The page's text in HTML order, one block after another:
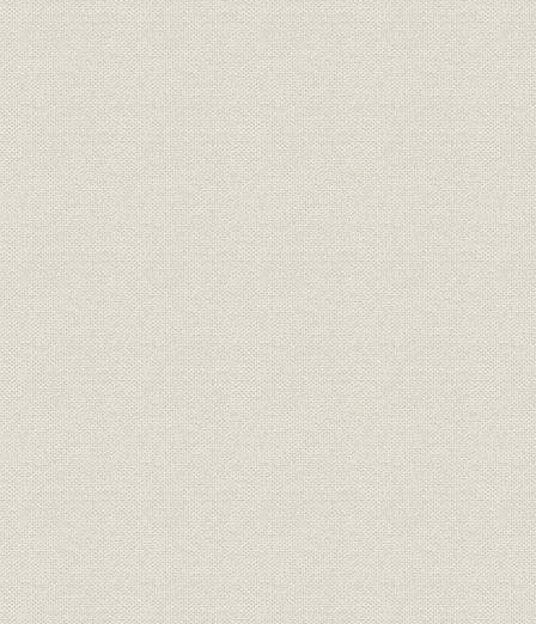
第六節 地球環境保全への取り組み
第七節 本社管理部門
索引
参考文献
あとがき